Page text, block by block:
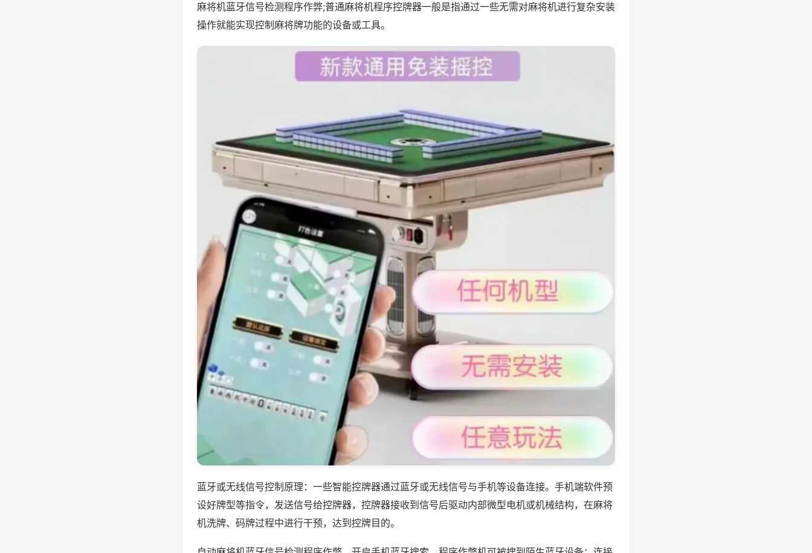
麻将机蓝牙信号检测程序作弊;普通麻将机程序控牌器一般是指通过一些无需对麻将机进行复杂安装
操作就能实现控制麻将牌功能的设备或工具。
蓝牙或无线信号控制原理：一些智能控牌器通过蓝牙或无线信号与手机等设备连接。手机端软件预
设好牌型等指令，发送信号给控牌器，控牌器接收到信号后驱动内部微型电机或机械结构，在麻将
机洗牌、码牌过程中进行干预，达到控牌目的。